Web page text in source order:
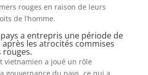
rouges en raison de leurs
de l’homme.
pays a entrepris une période de
les atrocités commises
rouges.
vietnamien a joué un rôle
gouvernance du pays, ce qui a